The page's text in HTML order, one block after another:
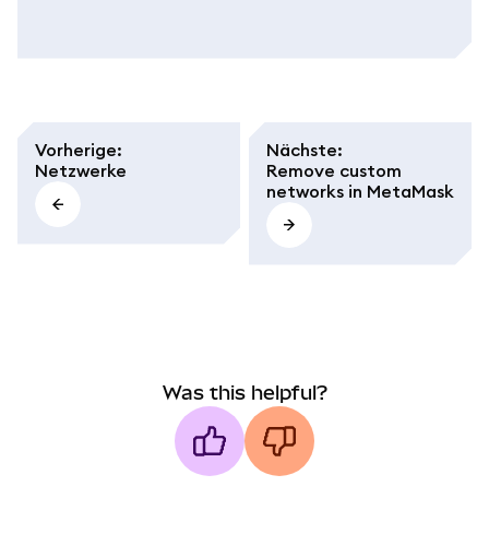
Vorherige:
Netzwerke
Nächste:
Remove custom
networks in MetaMask
Was this helpful?